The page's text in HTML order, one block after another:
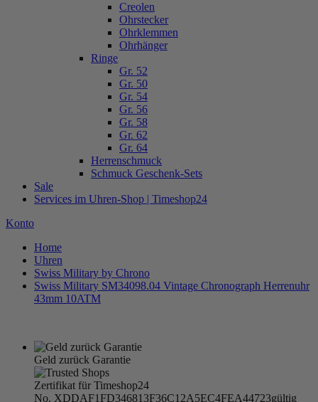
Creolen
Ohrstecker
Ohrklemmen
Ohrhänger
Ringe
Gr. 52
Gr. 50
Gr. 54
Gr. 56
Gr. 58
Gr. 62
Gr. 64
Herrenschmuck
Schmuck Geschenk-Sets
Sale
Services im Uhren-Shop | Timeshop24
Konto
Home
Uhren
Swiss Military by Chrono
Swiss Military SM34098.04 Vintage Chronograph Herrenuhr
43mm 10ATM
Geld zurück Garantie
Zertifikat für Timeshop24
No. XDDAF1FD346813F36C12A5EC4FEA44723gültig